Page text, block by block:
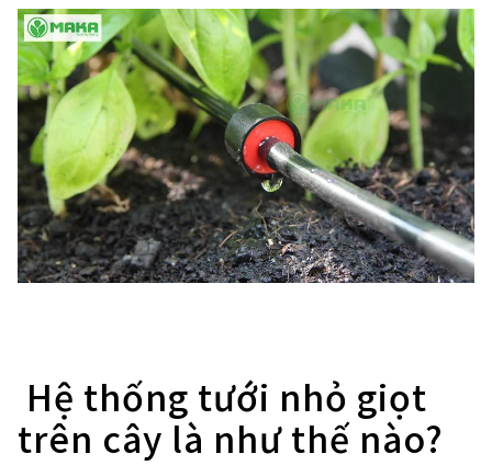
Hệ thống tưới nhỏ giọt
trên cây là như thế nào?